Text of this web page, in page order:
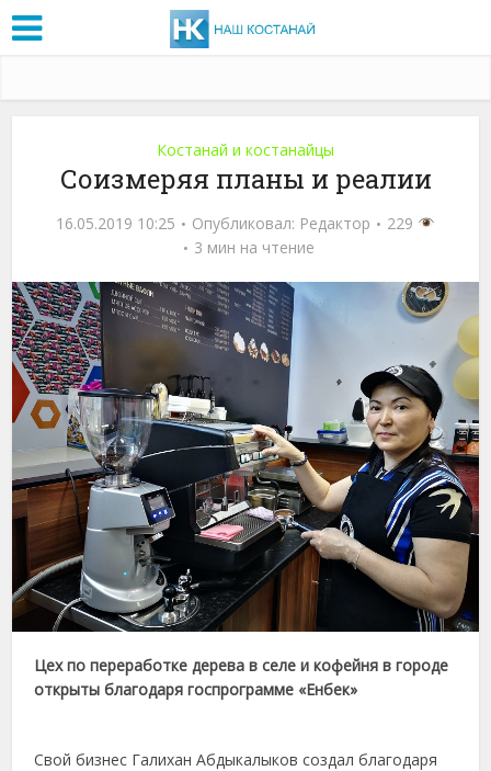
Костанай и костанайцы
Соизмеряя планы и реалии
16.05.2019 10:25 Опубликовал: Редактор
229
3 мин на чтение
Цех по переработке дерева в селе и кофейня в городе
открыты благодаря госпрограмме «Енбек»
Свой бизнес Галихан Абдыкалыков создал благодаря